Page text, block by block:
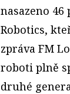
nasazeno
Robotics,
zpráva FM
roboti plně
druhé